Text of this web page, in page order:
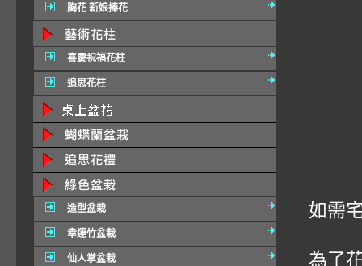
胸花 新娘捧花
喜慶祝福花柱
追思花柱
造型盆栽
幸運竹盆栽
仙人掌盆栽
如需
為了